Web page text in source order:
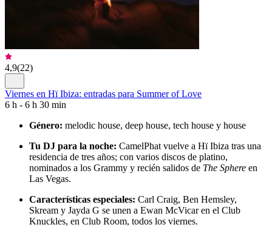
4,9(22)
Viernes en Hï Ibiza: entradas para Summer of Love
6 h - 6 h 30 min
Género: melodic house, deep house, tech house y house
Tu DJ para la noche: CamelPhat vuelve a Hï Ibiza tras una
residencia de tres años; con varios discos de platino,
nominados a los Grammy y recién salidos de The Sphere en
Las Vegas.
Características especiales: Carl Craig, Ben Hemsley,
Skream y Jayda G se unen a Ewan McVicar en el Club
Knuckles, en Club Room, todos los viernes.